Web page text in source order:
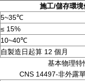
施工/儲存環境
5~35℃
≤ 15%
10~40℃
自製造日起算 12
基本物理特
CNS 14497-非外露